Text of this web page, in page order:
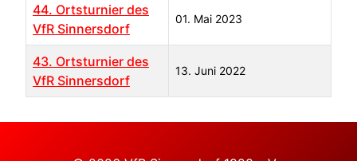
44. Ortsturnier des
VfR Sinnersdorf
01. Mai 2023
43. Ortsturnier des
VfR Sinnersdorf
13. Juni 2022